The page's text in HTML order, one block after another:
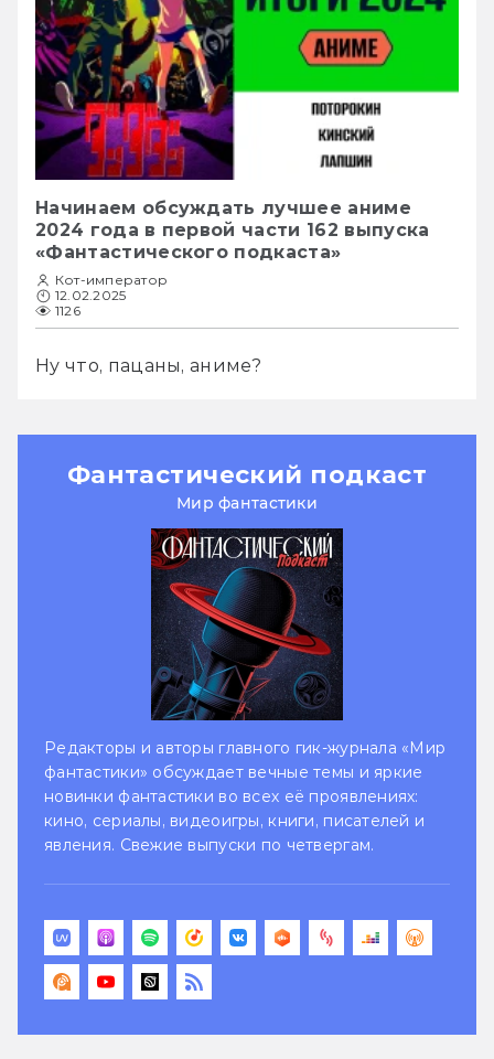
Начинаем обсуждать лучшее аниме
2024 года в первой части 162 выпуска
«Фантастического подкаста»
Кот-император
12.02.2025
1126
Ну что, пацаны, аниме?
Фантастический подкаст
Мир фантастики
Редакторы и авторы главного гик-журнала «Мир
фантастики» обсуждает вечные темы и яркие
новинки фантастики во всех её проявлениях:
кино, сериалы, видеоигры, книги, писателей и
явления. Свежие выпуски по четвергам.